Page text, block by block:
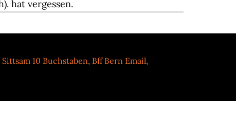
Sittsam 10 Buchstaben, Bff Bern Email,